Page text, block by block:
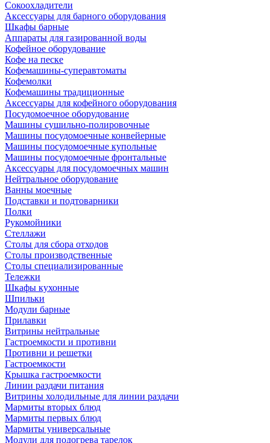
Сокоохладители
Аксессуары для барного оборудования
Шкафы барные
Аппараты для газированной воды
Кофейное оборудование
Кофе на песке
Кофемашины-суперавтоматы
Кофемолки
Кофемашины традиционные
Аксессуары для кофейного оборудования
Посудомоечное оборудование
Машины сушильно-полировочные
Машины посудомоечные конвейерные
Машины посудомоечные купольные
Машины посудомоечные фронтальные
Аксессуары для посудомоечных машин
Нейтральное оборудование
Ванны моечные
Подставки и подтоварники
Полки
Рукомойники
Стеллажи
Столы для сбора отходов
Столы производственные
Столы специализированные
Тележки
Шкафы кухонные
Шпильки
Модули барные
Прилавки
Витрины нейтральные
Гастроемкости и противни
Противни и решетки
Гастроемкости
Крышка гастроемкости
Линии раздачи питания
Витрины холодильные для линии раздачи
Мармиты вторых блюд
Мармиты первых блюд
Мармиты универсальные
Модули для подогрева тарелок